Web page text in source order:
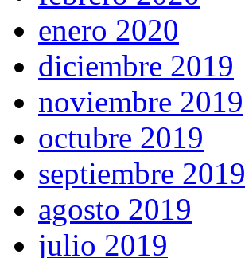
enero 2020
diciembre 2019
noviembre 2019
octubre 2019
septiembre 2019
agosto 2019
julio 2019